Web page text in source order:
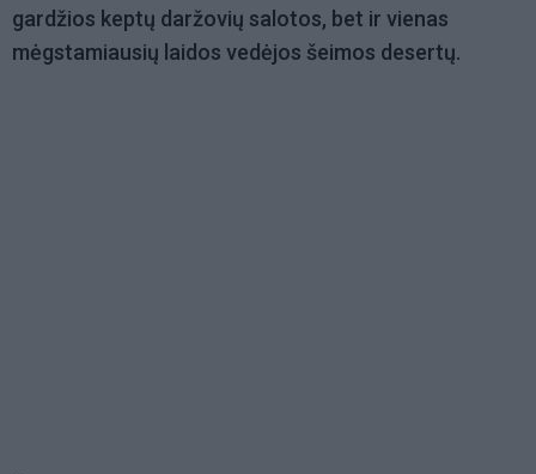
gardžios keptų daržovių salotos, bet ir vienas
mėgstamiausių laidos vedėjos šeimos desertų.